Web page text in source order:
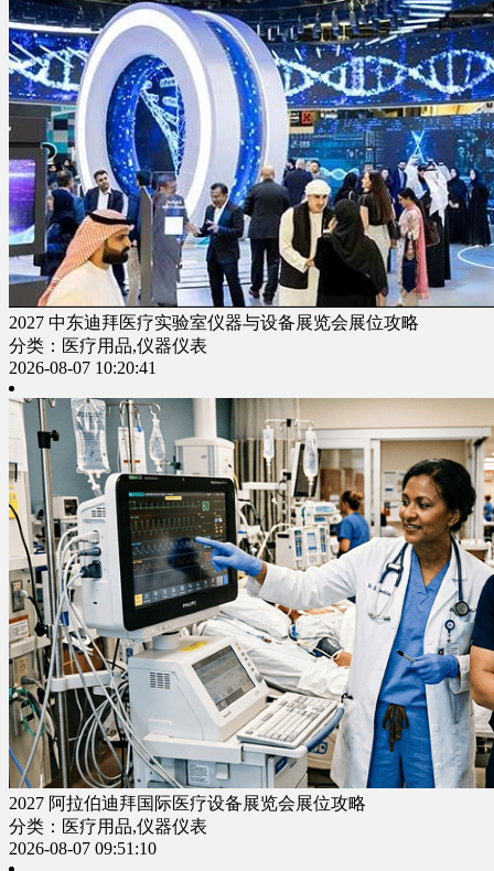
2027 中东迪拜医疗实验室仪器与设备展览会展位攻略
分类：医疗用品,仪器仪表
2026-08-07 10:20:41
2027 阿拉伯迪拜国际医疗设备展览会展位攻略
分类：医疗用品,仪器仪表
2026-08-07 09:51:10